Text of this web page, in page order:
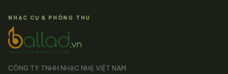
NHẠC CỤ & PHÒNG THU
CÔNG TY TNHH NHẠC NHẸ VIỆT NAM